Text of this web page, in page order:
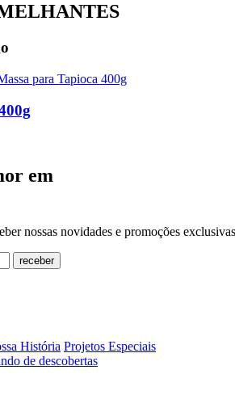
em
nossas novidades e promoções
receber
História Projetos Especiais
de descobertas